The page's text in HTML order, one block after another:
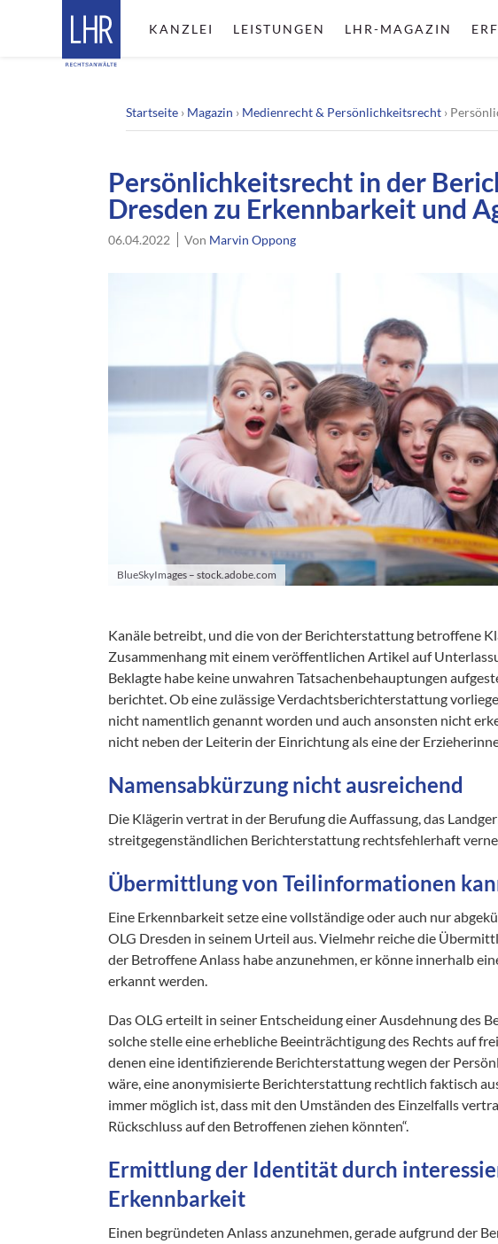
KANZLEI LEISTUNGEN LHR-MAGAZIN
Startseite › Magazin › Medienrecht & Persönlichkeitsrecht ›
Persönlichkeitsrecht in der
Dresden zu Erkennbarkeit und
06.04.2022 Von Marvin Oppong
BlueSkyImages – stock.adobe.com
Kanäle betreibt, und die von der Berichterstattung betroffene
Zusammenhang mit einem veröffentlichen Artikel auf
Beklagte habe keine unwahren Tatsachenbehauptungen
berichtet. Ob eine zulässige Verdachtsberichterstattung
nicht namentlich genannt worden und auch ansonsten nicht
nicht neben der Leiterin der Einrichtung als eine der
Namensabkürzung nicht ausreichend
Die Klägerin vertrat in der Berufung die Auffassung, das
streitgegenständlichen Berichterstattung rechtsfehlerhaft
Übermittlung von Teilinformationen
Eine Erkennbarkeit setze eine vollständige oder auch nur
OLG Dresden in seinem Urteil aus. Vielmehr reiche die
der Betroffene Anlass habe anzunehmen, er könne innerhalb
erkannt werden.
Das OLG erteilt in seiner Entscheidung einer Ausdehnung des
solche stelle eine erhebliche Beeinträchtigung des Rechts auf
denen eine identifizierende Berichterstattung wegen der
wäre, eine anonymisierte Berichterstattung rechtlich faktisch
immer möglich ist, dass mit den Umständen des Einzelfalls
Rückschluss auf den Betroffenen ziehen könnten“.
Ermittlung der Identität durch
Erkennbarkeit
Einen begründeten Anlass anzunehmen, gerade aufgrund der